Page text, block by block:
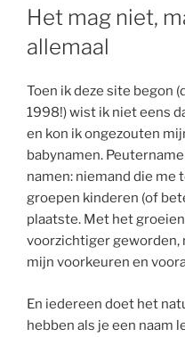
OP
Het mag niet,
allemaal
Toen ik deze site begon
1998!) wist ik niet eens
en kon ik ongezouten
babynamen.
namen: niemand die me
groepen kinderen (of
plaatste. Met het
voorzichtiger geworden,
mijn voorkeuren en
En iedereen doet het
hebben als je een naam